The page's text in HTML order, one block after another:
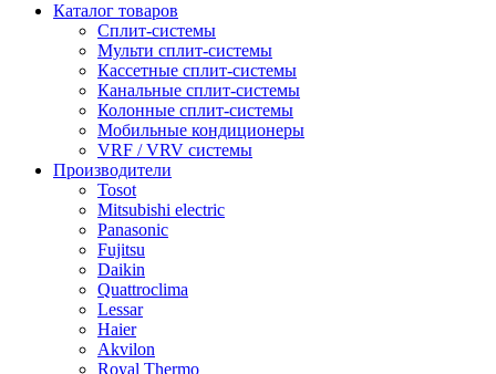
Каталог товаров
Сплит-системы
Мульти сплит-системы
Кассетные сплит-системы
Канальные сплит-системы
Колонные сплит-системы
Мобильные кондиционеры
VRF / VRV системы
Производители
Tosot
Mitsubishi electric
Panasonic
Fujitsu
Daikin
Quattroclima
Lessar
Haier
Akvilon
Royal Thermo